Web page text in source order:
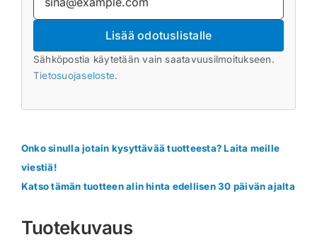
Lisää odotuslistalle
Sähköpostia käytetään vain saatavuusilmoitukseen.
Tietosuojaseloste.
Onko sinulla jotain kysyttävää tuotteesta? Laita meille
viestiä!
Katso tämän tuotteen alin hinta edellisen 30 päivän ajalta
Tuotekuvaus